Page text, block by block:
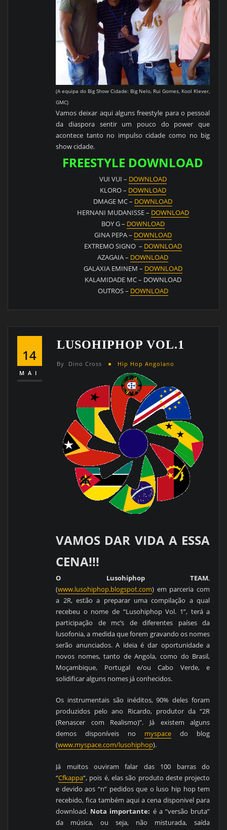
(A equipa do Big Show Cidade: Big Nelo, Rui Gomes, Kool Klever,
GMC)
Vamos deixar aqui alguns freestyle para o pessoal
da diaspora sentir um pouco do power que
acontece tanto no impulso cidade como no big
show cidade.
FREESTYLE DOWNLOAD
VUI VUI – DOWNLOAD
KLORO – DOWNLOAD
DMAGE MC – DOWNLOAD
HERNANI MUDANISSE – DOWNLOAD
BOY G – DOWNLOAD
GINA PEPA – DOWNLOAD
EXTREMO SIGNO – DOWNLOAD
AZAGAIA – DOWNLOAD
GALAXIA EMINEM – DOWNLOAD
KALAMIDADE MC – DOWNLOAD
OUTROS – DOWNLOAD
14
MAI
LUSOHIPHOP VOL.1
By Dino Cross Hip Hop Angolano
VAMOS DAR VIDA A ESSA
CENA!!!
O Lusohiphop TEAM,
(www.lusohiphop.blogspot.com) em parceria com
a 2R, estão a preparar uma compilação a qual
recebeu o nome de “Lusohiphop Vol. 1”, terá a
participação de mc’s de diferentes países da
lusofonia, a medida que forem gravando os nomes
serão anunciados. A ideia é dar oportunidade a
novos nomes, tanto de Angola, como do Brasil,
Moçambique, Portugal e/ou Cabo Verde, e
solidificar alguns nomes já conhecidos.
Os instrumentais são inéditos, 90% deles foram
produzidos pelo ano Ricardo, produtor da “2R
(Renascer com Realismo)”. Já existem alguns
demos disponíveis no myspace do blog
(www.myspace.com/lusohiphop).
Já muitos ouviram falar das 100 barras do
“Cfkappa“, pois é, elas são produto deste projecto
e devido aos “n” pedidos que o luso hip hop tem
recebido, fica também aqui a cena disponivel para
download. Nota importante: é a “versão bruta”
da música, ou seja, não misturada, saída